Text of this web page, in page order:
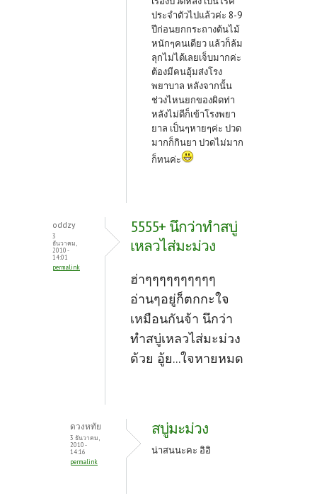
ประจำตัวไปแล้วค่ะ 8-9
ปีก่อนยกกระถางต้นไม้
หนักๆคนเดียว แล้วก็ล้ม
ลุกไม่ได้เลยเจ็บมากค่ะ
ต้องมีคนอุ้มส่งโรง
พยาบาล หลังจากนั้น
ช่วงไหนยกของผิดท่า
หลังไม่ดีก็เข้าโรงพยา
ยาล เป็นๆหายๆค่ะ ปวด
มากก็กินยา ปวดไม่มาก
ก็ทนค่ะ
oddzy
3
ธันวาคม,
2010 -
14:01
permalink
5555+ นึกว่าทำสบู่
เหลวไส่มะม่วง
ฮ่าๆๆๆๆๆๆๆๆๆๆ
อ่านๆอยู่ก็ตกกะใจ
เหมือนกันจ้า นึกว่า
ทำสบู่เหลวไส่มะม่วง
ด้วย อู้ย...ใจหายหมด
ดวงหทัย
3 ธันวาคม,
2010 -
14:16
permalink
สบู่มะม่วง
น่าสนนะคะ อิอิ